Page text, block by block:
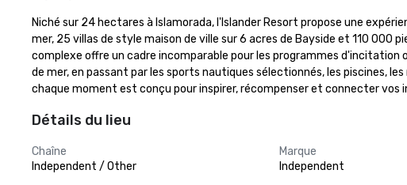
Niché sur 24 hectares à Islamorada, l'Islander Resort propose une
mer, 25 villas de style maison de ville sur 6 acres de Bayside et 110 000
complexe offre un cadre incomparable pour les programmes d'incitation
de mer, en passant par les sports nautiques sélectionnés, les piscines,
chaque moment est conçu pour inspirer, récompenser et connecter
Détails du lieu
Chaîne
Independent / Other
Marque
Independent